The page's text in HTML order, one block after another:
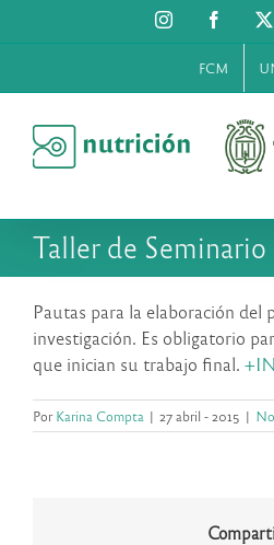
al
Instagram
FCM
Taller de Seminario
Pautas para la elaboración del
investigación. Es obligatorio
que inician su trabajo final.
PorKarina Compta | 27 abril - 2015 |